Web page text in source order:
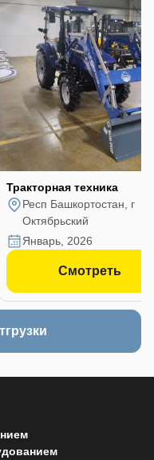
Тракторная техника
Респ Башкортостан, г
Октябрьский
январь, 2026
Смотреть